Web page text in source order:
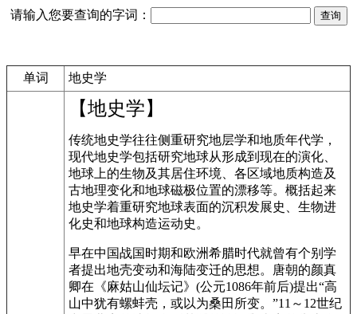
请输入您要查询的字词：
单词 地史学
【地史学】
传统地史学往往侧重研究地层学和地质年代学，
现代地史学包括研究地球从形成到现在的演化、
地球上的生物及其居住环境、各区域地质构造及
古地理变化和地球磁极位置的漂移等。概括起来
地史学着重研究地球表面的沉积发展史、生物进
化史和地球构造运动史。
早在中国战国时期和欧洲希腊时代就曾有个别学
者提出地壳变动和海陆变迁的思想。唐朝的颜真
卿在《麻姑山仙坛记》(公元1086年前后)提出“高
山中犹有螺蚌壳，或以为桑田所变。”11～12世纪